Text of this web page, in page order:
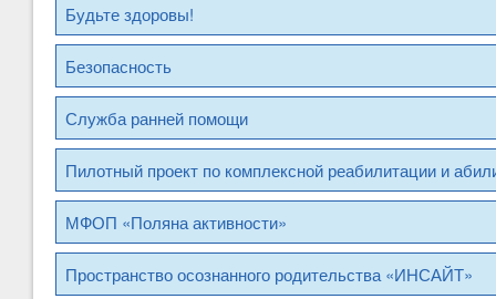
Будьте здоровы!
Безопасность
Служба ранней помощи
Пилотный проект по комплексной реабилитации и
МФОП «Поляна активности»
Пространство осознанного родительства «ИНСАЙТ»